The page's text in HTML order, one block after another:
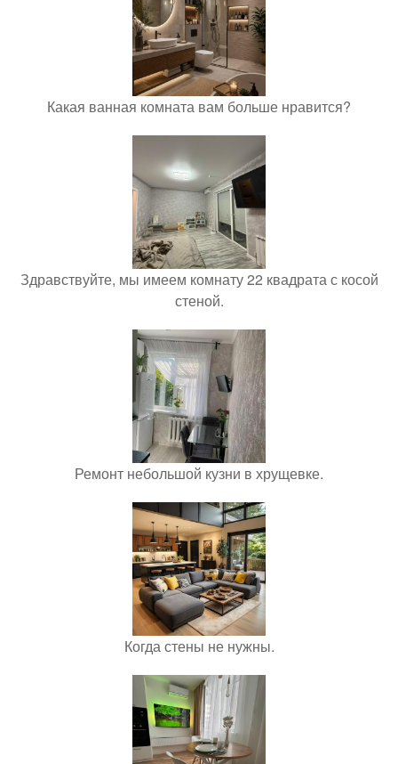
Какая ванная комната вам больше нравится?
Здравствуйте, мы имеем комнату 22 квадрата с косой
стеной.
Ремонт небольшой кузни в хрущевке.
Когда стены не нужны.